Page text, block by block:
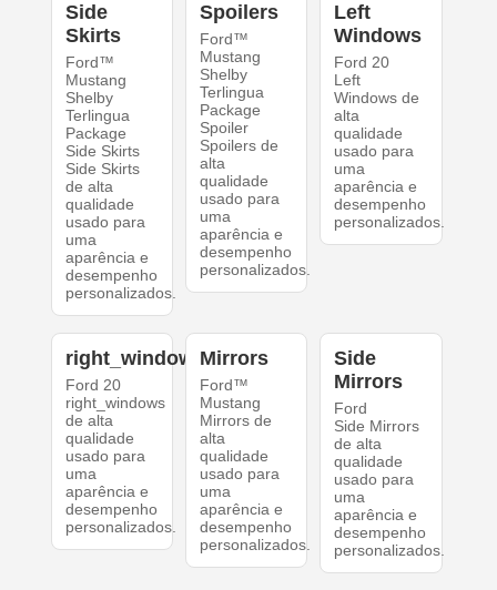
Side
Skirts
Ford™
Mustang
Shelby
Terlingua
Package
Side Skirts
Side Skirts
de alta
qualidade
usado para
uma
aparência e
desempenho
personalizados.
Spoilers
Ford™
Mustang
Shelby
Terlingua
Package
Spoiler
Spoilers de
alta
qualidade
usado para
uma
aparência e
desempenho
personalizados.
Left
Windows
Ford 20
Left
Windows de
alta
qualidade
usado para
uma
aparência e
desempenho
personalizados.
right_windows
Ford 20
right_windows
de alta
qualidade
usado para
uma
aparência e
desempenho
personalizados.
Mirrors
Ford™
Mustang
Mirrors de
alta
qualidade
usado para
uma
aparência e
desempenho
personalizados.
Side
Mirrors
Ford
Side Mirrors
de alta
qualidade
usado para
uma
aparência e
desempenho
personalizados.